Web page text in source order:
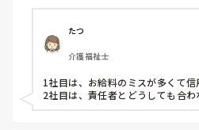
たつ
介護福祉士
1社目は、お給料のミスが多くて信
2社目は、責任者とどうしても合わ